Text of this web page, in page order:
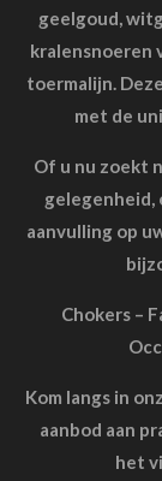
geelgoud,
kralensnoeren
toermalijn.
met de
Of u nu zoekt
aanvulling op
Chokers –
Kom langs in
aanbod aan
het